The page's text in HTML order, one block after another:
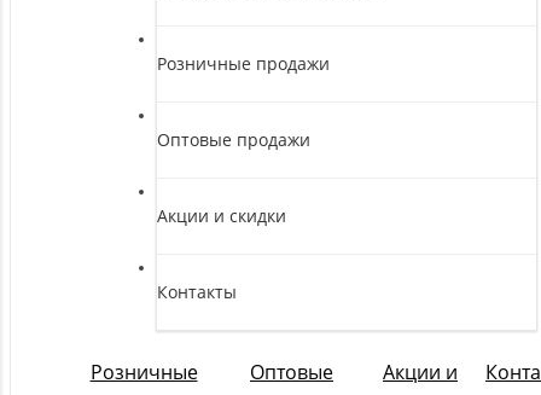
Розничные продажи
Оптовые продажи
Акции и скидки
Контакты
Розничные
Оптовые
Акции и